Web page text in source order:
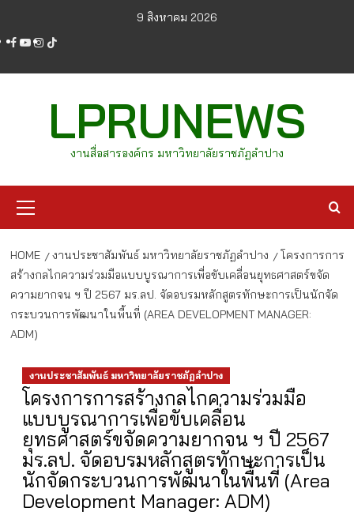
content
9 สิงหาคม 2026
facebook
youtube
instagram
tiktok
LPRUNEWS
งานสื่อสารองค์กร มหาวิทยาลัยราชภัฏลำปาง
Menu
HOME งานประชาสัมพันธ์ มหาวิทยาลัยราชภัฏลำปาง
โครงการการ
สร้างกลไกความร่วมมือแบบบูรณาการเพื่อขับเคลื่อนยุทธศาสตร์ขจัด
ความยากจน ฯ ปี 2567 มร.ลป. จัดอบรมหลักสูตรทักษะการเป็นนักจัด
กระบวนการพัฒนาในพื้นที่ (AREA DEVELOPMENT MANAGER:
ADM)
งานประชาสัมพันธ์ มหาวิทยาลัยราชภัฏลำปาง
โครงการการสร้างกลไกความร่วมมือ
แบบบูรณาการเพื่อขับเคลื่อน
ยุทธศาสตร์ขจัดความยากจน ฯ ปี 2567
มร.ลป. จัดอบรมหลักสูตรทักษะการเป็น
นักจัดกระบวนการพัฒนาในพื้นที่ (Area
Development Manager: ADM)